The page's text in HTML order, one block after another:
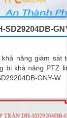
SD29204DB-
năng giám sát
GNY-W